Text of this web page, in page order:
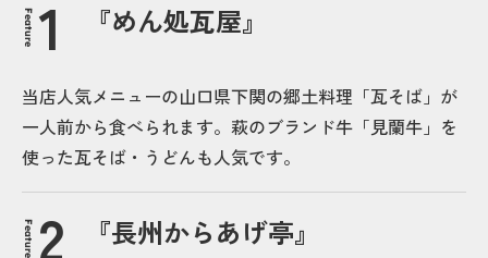
Feature 『めん処瓦屋』
当店人気メニューの山口県下関の郷土料理「瓦そば」が
一人前から食べられます。萩のブランド牛「見蘭牛」を
使った瓦そば・うどんも人気です。
Feature 『長州からあげ亭』